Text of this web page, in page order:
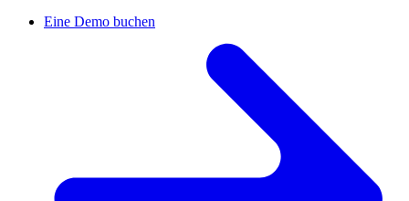
Eine Demo buchen